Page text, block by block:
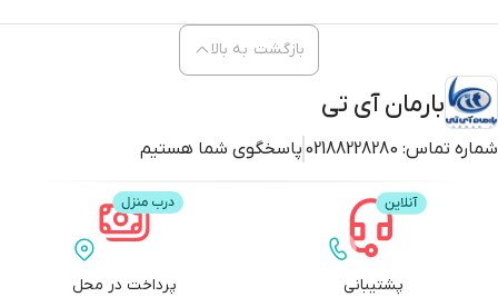
بارمان آی تی
شماره تماس: 02188228280 پاسخگوی شما هستیم
بازگشت به بالا
پشتیبانی پرداخت در محل